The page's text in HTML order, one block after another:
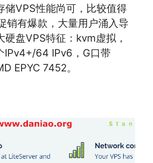
储VPS性能尚可，比较值得
销有爆款，大量用户涌入导
盘VPS特征：kvm虚拟，
IPv4+/64 IPv6，G口带
EPYC 7452。